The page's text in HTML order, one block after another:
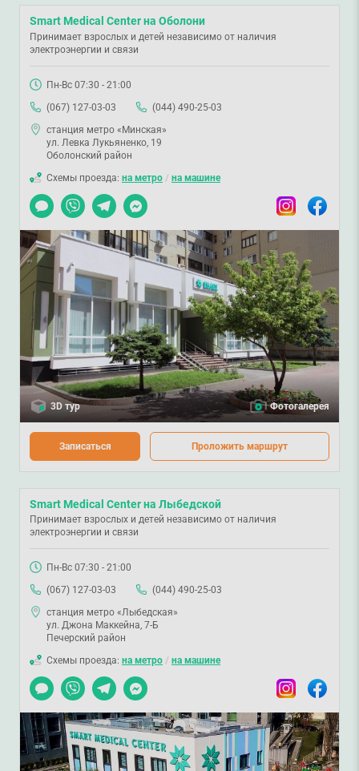
Smart Medical Center на Оболони
Принимает взрослых и детей независимо от наличия
электроэнергии и связи
Пн-Вс 07:30 - 21:00
(067) 127-03-03
(044) 490-25-03
станция метро «Минская»
ул. Левка Лукьяненко, 19
Оболонский район
Схемы проезда: на метро / на машине
Чат
Viber TelegramMessenger InstagramFacebook
3D тур Фотогалерея
Записаться Проложить маршрут
Smart Medical Center на Лыбедской
Принимает взрослых и детей независимо от наличия
электроэнергии и связи
Пн-Вс 07:30 - 21:00
(067) 127-03-03
(044) 490-25-03
станция метро «Лыбедская»
ул. Джона Маккейна, 7-Б
Печерский район
Схемы проезда: на метро / на машине
Чат
Viber TelegramMessenger InstagramFacebook